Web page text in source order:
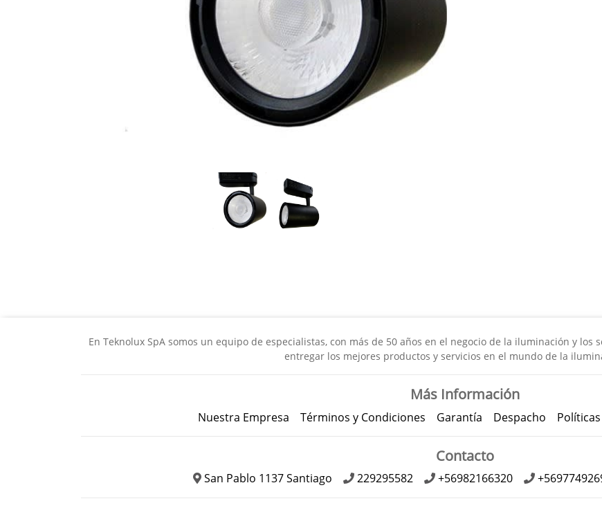
En Teknolux SpA somos un equipo de especialistas, con más de 50 años en el negocio de la iluminación y
entregar los mejores productos y servicios en el mundo de la
Más Información
Nuestra Empresa Términos y Condiciones Garantía Despacho
Contacto
San Pablo 1137 Santiago 229295582 +56982166320